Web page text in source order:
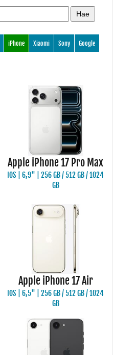
iPhone Xiaomi Sony Google
Apple iPhone 17 Pro Max
IOS | 6,9" | 256 GB / 512 GB / 1024
GB
Apple iPhone 17 Air
IOS | 6,5" | 256 GB / 512 GB / 1024
GB